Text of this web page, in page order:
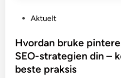
s
t
e
Aktuelt
Hvordan bruke
SEO-strategien din –
beste praksis